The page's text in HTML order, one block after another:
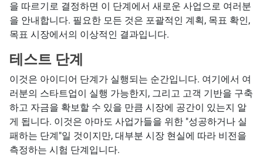
을 따르기로 결정하면 이 단계에서 새로운 사업으로 여러분
을 안내합니다. 필요한 모든 것은 포괄적인 계획, 목표 확인,
목표 시장에서의 이상적인 결과입니다.
테스트 단계
이것은 아이디어 단계가 실행되는 순간입니다. 여기에서 여
러분의 스타트업이 실행 가능한지, 그리고 고객 기반을 구축
하고 자금을 확보할 수 있을 만큼 시장에 공간이 있는지 알
게 됩니다. 이것은 아마도 사업가들을 위한 "성공하거나 실
패하는 단계"일 것이지만, 대부분 시장 현실에 따라 비전을
측정하는 시험 단계입니다.